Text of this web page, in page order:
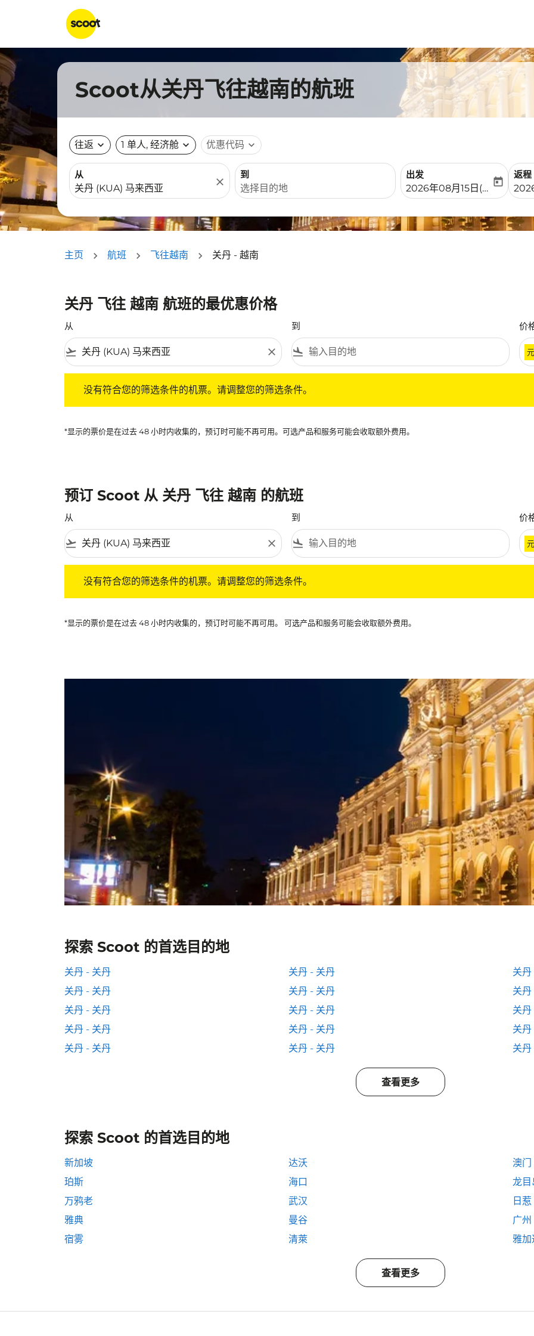
Scoot从关丹飞往越南的航班
往返 expand_more 1 单人, 经济舱 expand_more 优惠代码 expand_more
从
close
到
出发
fc-booking-departure-
2026年08月15日(周六)
today
返程
fc-
主页 航班 飞往越南 关丹 - 越南
关丹 飞往 越南 航班的最优惠价格
从
flight_takeoff close
到
flight_land
价
元
没有符合您的筛选条件的机票。请调整您的筛选条件。
*显示的票价是在过去 48 小时内收集的，预订时可能不再可用。可选产品和服务可能会收取额外费用。
预订 Scoot 从 关丹 飞往 越南 的航班
从
flight_takeoff close
到
flight_land
价
元
没有符合您的筛选条件的机票。请调整您的筛选条件。
*显示的票价是在过去 48 小时内收集的，预订时可能不再可用。 可选产品和服务可能会收取额外费用。
探索 Scoot 的首选目的地
关丹 - 关丹 关丹 - 关丹
关
关丹 - 关丹
关丹 - 关丹
关
关丹 - 关丹
关丹 - 关丹
关
关丹 - 关丹
关丹 - 关丹
关
关丹 - 关丹
关丹 - 关丹 关
查看更多
探索 Scoot 的首选目的地
新加坡 达沃
澳门
珀斯
海口
龙目
万鸦老
武汉
日惹
雅典
曼谷
广州
宿雾
清萊 雅加
查看更多